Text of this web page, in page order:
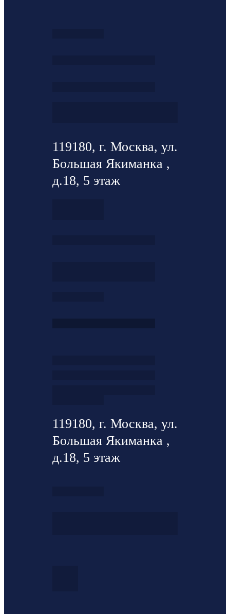
119180, г. Москва, ул.
Большая Якиманка ,
д.18, 5 этаж
119180, г. Москва, ул.
Большая Якиманка ,
д.18, 5 этаж